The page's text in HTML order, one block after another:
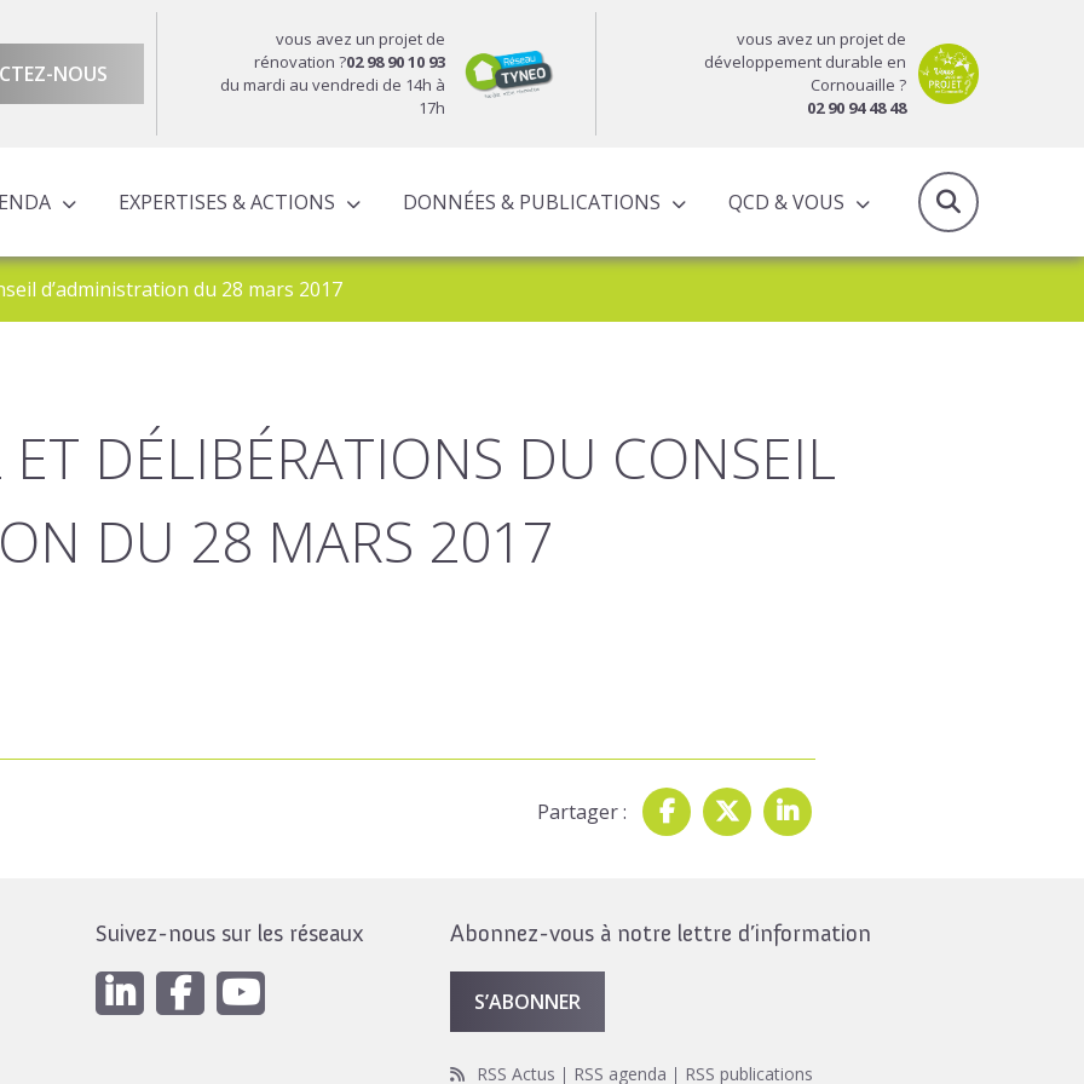
NOUS
vous avez un projet de
rénovation ?02 98 90 10 93
du mardi au vendredi de 14h à
17h
vous avez un projet de
développement durable en
Cornouaille ?
02 90 94 48 48
EXPERTISES & ACTIONS DONNÉES & PUBLICATIONS QCD & VOUS
d’administration du 28 mars 2017
ET DÉLIBÉRATIONS DU CONSEIL
DU 28 MARS 2017
Partager :
Suivez-nous sur les réseaux Abonnez-vous à notre lettre d’information
S’ABONNER
RSS Actus RSS agenda RSS publications